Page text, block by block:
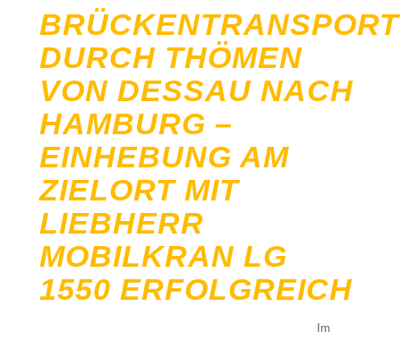
BRÜCKENTRANSPORT
DURCH THÖMEN
VON DESSAU NACH
HAMBURG –
EINHEBUNG AM
ZIELORT MIT
LIEBHERR
MOBILKRAN LG
1550 ERFOLGREICH
Im